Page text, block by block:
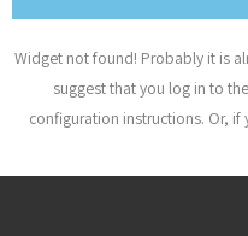
Widget not found! Probably it is
suggest that you log in to the
configuration instructions. Or,